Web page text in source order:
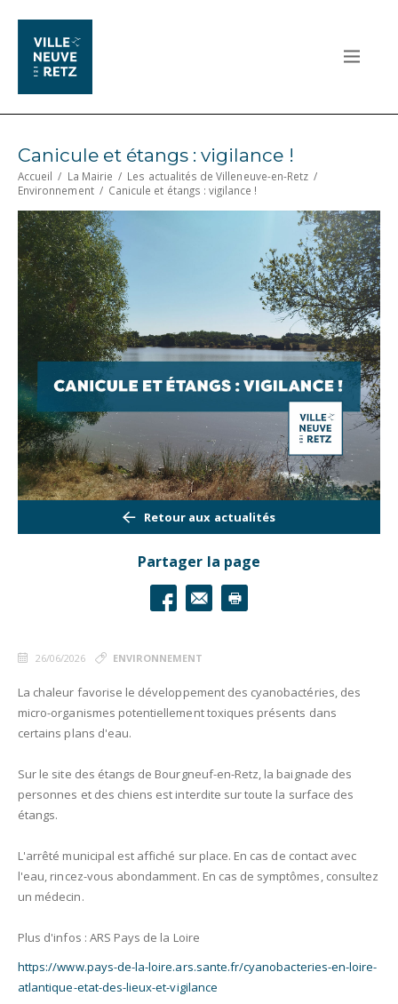
Canicule et étangs : vigilance !
Accueil / La Mairie / Les actualités de Villeneuve-en-Retz /
Environnement/ Canicule et étangs : vigilance !
26/06/2026 ENVIRONNEMENT
La chaleur favorise le développement des cyanobactéries, des
micro-organismes potentiellement toxiques présents dans
certains plans d'eau.
Sur le site des étangs de Bourgneuf-en-Retz, la baignade des
personnes et des chiens est interdite sur toute la surface des
étangs.
L'arrêté municipal est affiché sur place. En cas de contact avec
l'eau, rincez-vous abondamment. En cas de symptômes, consultez
un médecin.
Plus d'infos : ARS Pays de la Loire
https://www.pays-de-la-loire.ars.sante.fr/cyanobacteries-en-loire-
atlantique-etat-des-lieux-et-vigilance
Retour aux actualités
Partager la page